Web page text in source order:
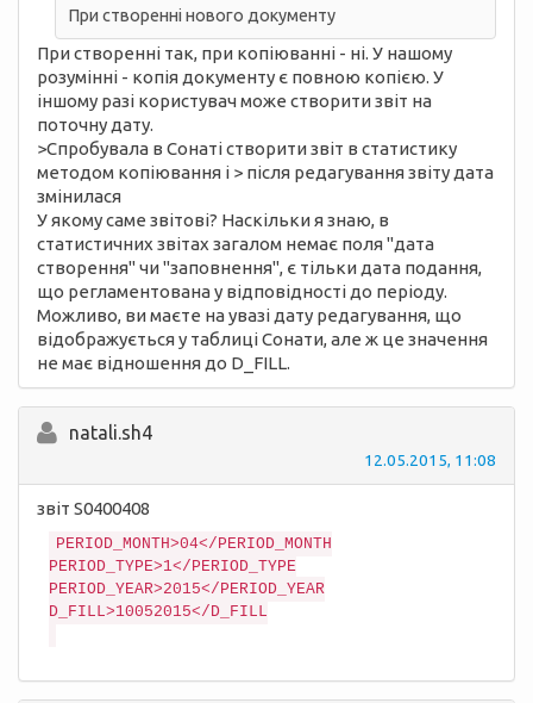
При створенні нового документу
При створенні так, при копіюванні - ні. У нашому
розумінні - копія документу є повною копією. У
іншому разі користувач може створити звіт на
поточну дату.
>Спробувала в Сонаті створити звіт в статистику
методом копіювання і > після редагування звіту дата
змінилася
У якому саме звітові? Наскільки я знаю, в
статистичних звітах загалом немає поля "дата
створення" чи "заповнення", є тільки дата подання,
що регламентована у відповідності до періоду.
Можливо, ви маєте на увазі дату редагування, що
відображується у таблиці Сонати, але ж це значення
не має відношення до D_FILL.
natali.sh4
12.05.2015, 11:08
звіт S0400408
PERIOD_MONTH>04</PERIOD_MONTH
PERIOD_TYPE>1</PERIOD_TYPE
PERIOD_YEAR>2015</PERIOD_YEAR
D_FILL>10052015</D_FILL